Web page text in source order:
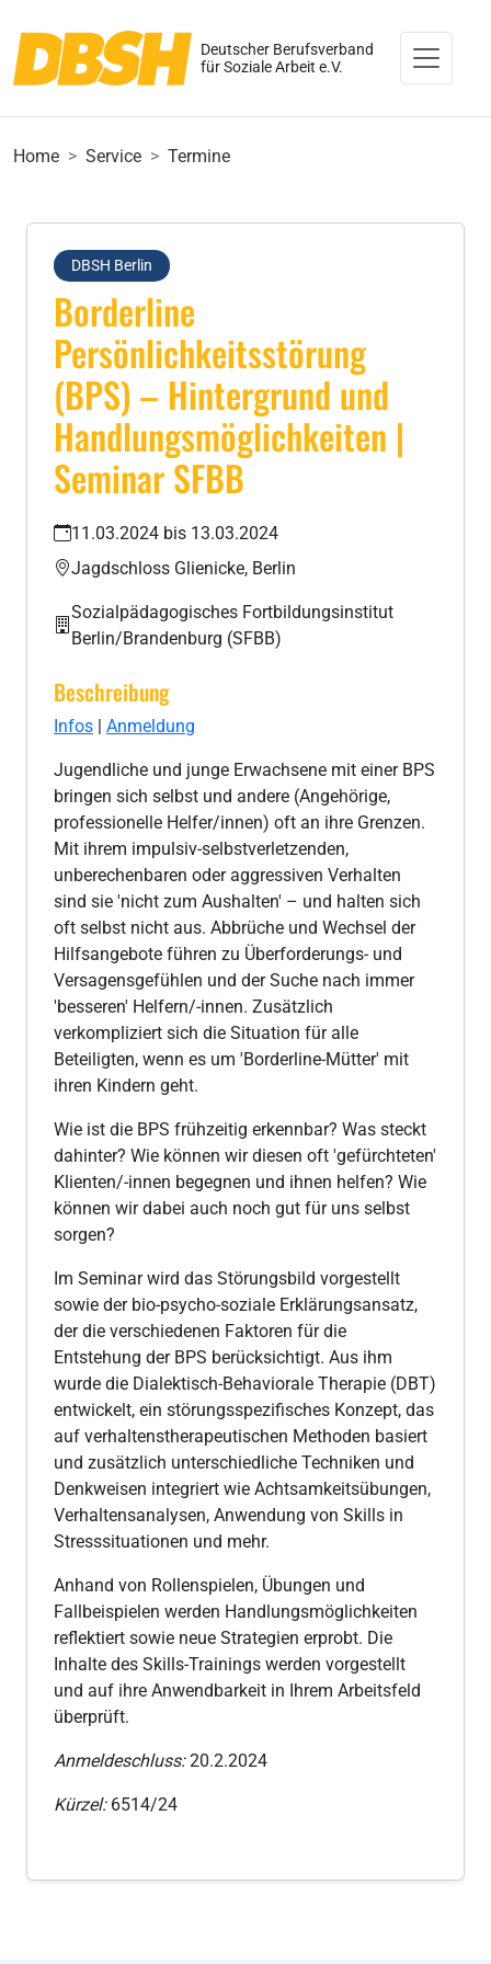
Deutscher Berufsverband
für Soziale Arbeit e.V.
Home Service Termine
DBSH Berlin
Borderline
Persönlichkeitsstörung
(BPS) – Hintergrund und
Handlungsmöglichkeiten |
Seminar SFBB
11.03.2024 bis 13.03.2024
Jagdschloss Glienicke, Berlin
Sozialpädagogisches Fortbildungsinstitut
Berlin/Brandenburg (SFBB)
Beschreibung
Infos | Anmeldung
Jugendliche und junge Erwachsene mit einer BPS
bringen sich selbst und andere (Angehörige,
professionelle Helfer/innen) oft an ihre Grenzen.
Mit ihrem impulsiv-selbstverletzenden,
unberechenbaren oder aggressiven Verhalten
sind sie 'nicht zum Aushalten' – und halten sich
oft selbst nicht aus. Abbrüche und Wechsel der
Hilfsangebote führen zu Überforderungs- und
Versagensgefühlen und der Suche nach immer
'besseren' Helfern/-innen. Zusätzlich
verkompliziert sich die Situation für alle
Beteiligten, wenn es um 'Borderline-Mütter' mit
ihren Kindern geht.
Wie ist die BPS frühzeitig erkennbar? Was steckt
dahinter? Wie können wir diesen oft 'gefürchteten'
Klienten/-innen begegnen und ihnen helfen? Wie
können wir dabei auch noch gut für uns selbst
sorgen?
Im Seminar wird das Störungsbild vorgestellt
sowie der bio-psycho-soziale Erklärungsansatz,
der die verschiedenen Faktoren für die
Entstehung der BPS berücksichtigt. Aus ihm
wurde die Dialektisch-Behaviorale Therapie (DBT)
entwickelt, ein störungsspezifisches Konzept, das
auf verhaltenstherapeutischen Methoden basiert
und zusätzlich unterschiedliche Techniken und
Denkweisen integriert wie Achtsamkeitsübungen,
Verhaltensanalysen, Anwendung von Skills in
Stresssituationen und mehr.
Anhand von Rollenspielen, Übungen und
Fallbeispielen werden Handlungsmöglichkeiten
reflektiert sowie neue Strategien erprobt. Die
Inhalte des Skills-Trainings werden vorgestellt
und auf ihre Anwendbarkeit in Ihrem Arbeitsfeld
überprüft.
Anmeldeschluss:20.2.2024
Kürzel:6514/24